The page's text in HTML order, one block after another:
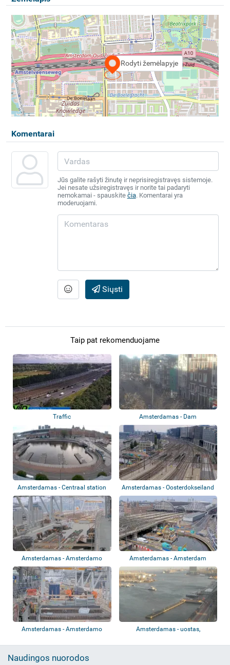
Rodyti žemėlapyje
Komentarai
Jūs galite rašyti žinutę ir neprisiregistravęs sistemoje.
Jei nesate užsiregistravęs ir norite tai padaryti
nemokamai - spauskite čia. Komentarai yra
moderuojami.
Siųsti
Taip pat rekomenduojame
Traffic Amsterdamas - Dam
Amsterdamas - Centraal station Amsterdamas - Oosterdokseiland
Amsterdamas - Amsterdamo
centrinė stotis...
Amsterdamas - Amsterdam
Centraal
Amsterdamas - Amsterdamo
Amsterdamas - uostas,
Naudingos nuorodos